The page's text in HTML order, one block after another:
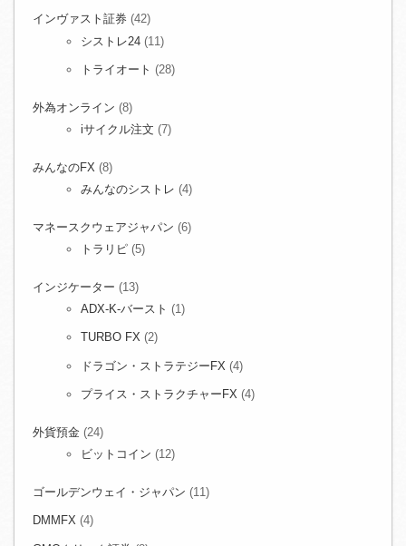
インヴァスト証券 (42)
シストレ24 (11)
トライオート (28)
外為オンライン (8)
iサイクル注文 (7)
みんなのFX (8)
みんなのシストレ (4)
マネースクウェアジャパン (6)
トラリピ (5)
インジケーター (13)
ADX-K-バースト (1)
TURBO FX (2)
ドラゴン・ストラテジーFX (4)
プライス・ストラクチャーFX (4)
外貨預金 (24)
ビットコイン (12)
ゴールデンウェイ・ジャパン (11)
DMMFX (4)